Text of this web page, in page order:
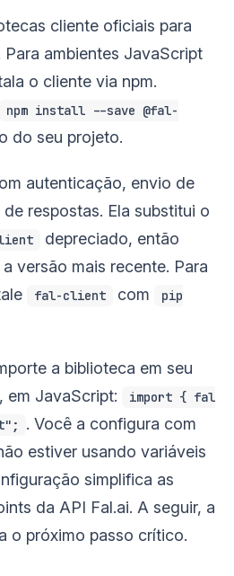
cliente oficiais para
ambientes JavaScript
o cliente via npm.
npm install --save @fal-
do seu projeto.
autenticação, envio de
respostas. Ela substitui o
depreciado, então
versão mais recente. Para
fal-client com
pip
a biblioteca em seu
em JavaScript:
import { fal
. Você a configura com
estiver usando variáveis
simplifica as
da API Fal.ai. A seguir, a
o próximo passo crítico.